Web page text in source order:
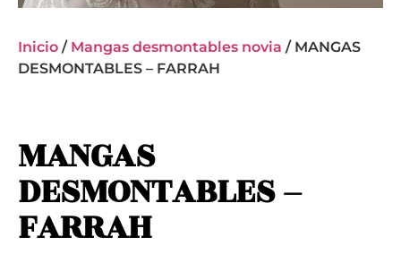
Inicio / Mangas desmontables novia / MANGAS
DESMONTABLES – FARRAH
MANGAS
DESMONTABLES –
FARRAH